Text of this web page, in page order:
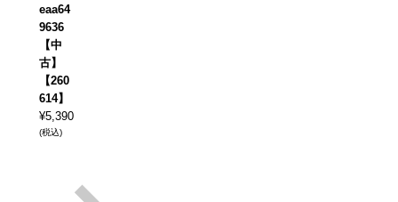
eaa64
9636
【中
古】
【260
614】
¥5,390
(税込)